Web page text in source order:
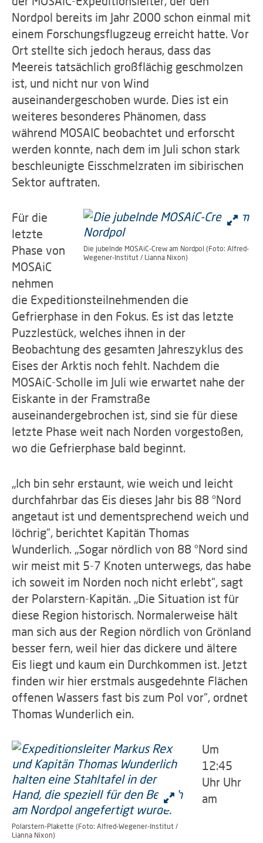
Nordpol bereits im Jahr 2000 schon einmal mit
einem Forschungsflugzeug erreicht hatte. Vor
Ort stellte sich jedoch heraus, dass das
Meereis tatsächlich großflächig geschmolzen
ist, und nicht nur von Wind
auseinandergeschoben wurde. Dies ist ein
weiteres besonderes Phänomen, dass
während MOSAIC beobachtet und erforscht
werden konnte, nach dem im Juli schon stark
beschleunigte Eisschmelzraten im sibirischen
Sektor auftraten.
Die jubelnde MOSAiC-Crew am Nordpol (Foto: Alfred-
Wegener-Institut / Lianna Nixon)
Für die
letzte
Phase von
MOSAiC
nehmen
die Expeditionsteilnehmenden die
Gefrierphase in den Fokus. Es ist das letzte
Puzzlestück, welches ihnen in der
Beobachtung des gesamten Jahreszyklus des
Eises der Arktis noch fehlt. Nachdem die
MOSAiC-Scholle im Juli wie erwartet nahe der
Eiskante in der Framstraße
auseinandergebrochen ist, sind sie für diese
letzte Phase weit nach Norden vorgestoßen,
wo die Gefrierphase bald beginnt.
„Ich bin sehr erstaunt, wie weich und leicht
durchfahrbar das Eis dieses Jahr bis 88 °Nord
angetaut ist und dementsprechend weich und
löchrig“, berichtet Kapitän Thomas
Wunderlich. „Sogar nördlich von 88 °Nord sind
wir meist mit 5-7 Knoten unterwegs, das habe
ich soweit im Norden noch nicht erlebt“, sagt
der Polarstern-Kapitän. „Die Situation ist für
diese Region historisch. Normalerweise hält
man sich aus der Region nördlich von Grönland
besser fern, weil hier das dickere und ältere
Eis liegt und kaum ein Durchkommen ist. Jetzt
finden wir hier erstmals ausgedehnte Flächen
offenen Wassers fast bis zum Pol vor“, ordnet
Thomas Wunderlich ein.
Polarstern-Plakette (Foto: Alfred-Wegener-Institut /
Lianna Nixon)
Um
12:45
Uhr Uhr
am